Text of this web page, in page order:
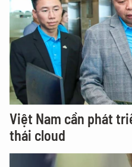
Việt Nam cần phát
thái cloud